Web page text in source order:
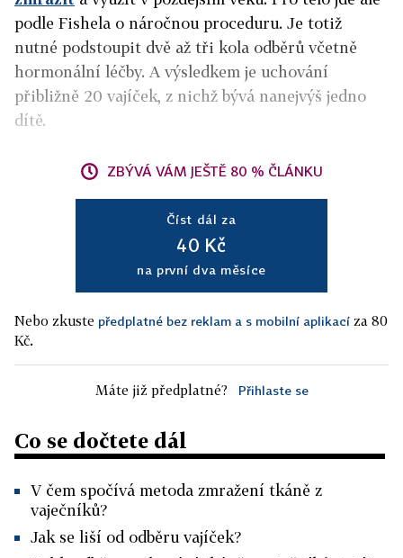
podle Fishela o náročnou proceduru. Je totiž
nutné podstoupit dvě až tři kola odběrů včetně
hormonální léčby. A výsledkem je uchování
přibližně 20 vajíček, z nichž bývá nanejvýš jedno
dítě.
ZBÝVÁ VÁM JEŠTĚ 80 % ČLÁNKU
Číst dál za
40 Kč
na první dva měsíce
Nebo zkuste předplatné bez reklam a s mobilní aplikací za 80
Kč.
Máte již předplatné? Přihlaste se
Co se dočtete dál
V čem spočívá metoda zmražení tkáně z
vaječníků?
Jak se liší od odběru vajíček?